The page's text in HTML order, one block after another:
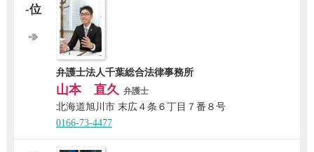
-位
弁護士法人千葉総合法律事務所
山本 直久 弁護士
北海道旭川市 末広４条６丁目７番８号
0166-73-4477